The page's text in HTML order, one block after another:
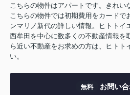
こちらの物件はアパートです。きれい
こちらの物件では初期費用をカードで
ンマリノ新代の詳しい情報。ヒトトイ
西牟田を中心に数多くの不動産情報を
ら近い不動産をお求めの方は、ヒトト
い。
無料 お問い